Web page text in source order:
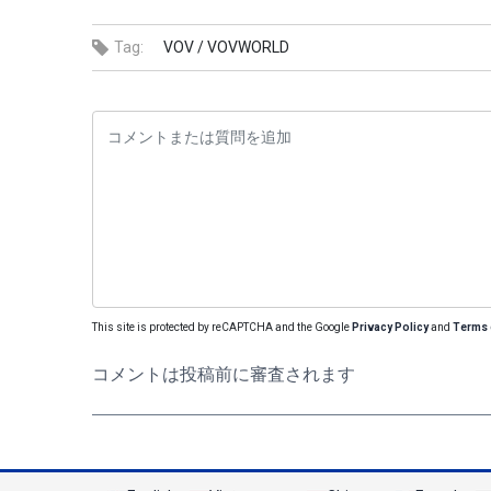
Tag: VOV /VOVWORLD
This site is protected by reCAPTCHA and the Google Privacy Policyand Terms
コメントは投稿前に審査されます